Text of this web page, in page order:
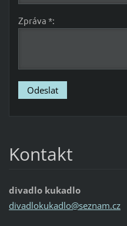
Zpráva *:
Kontakt
divadlo kukadlo
divadlokukadlo@seznam.cz